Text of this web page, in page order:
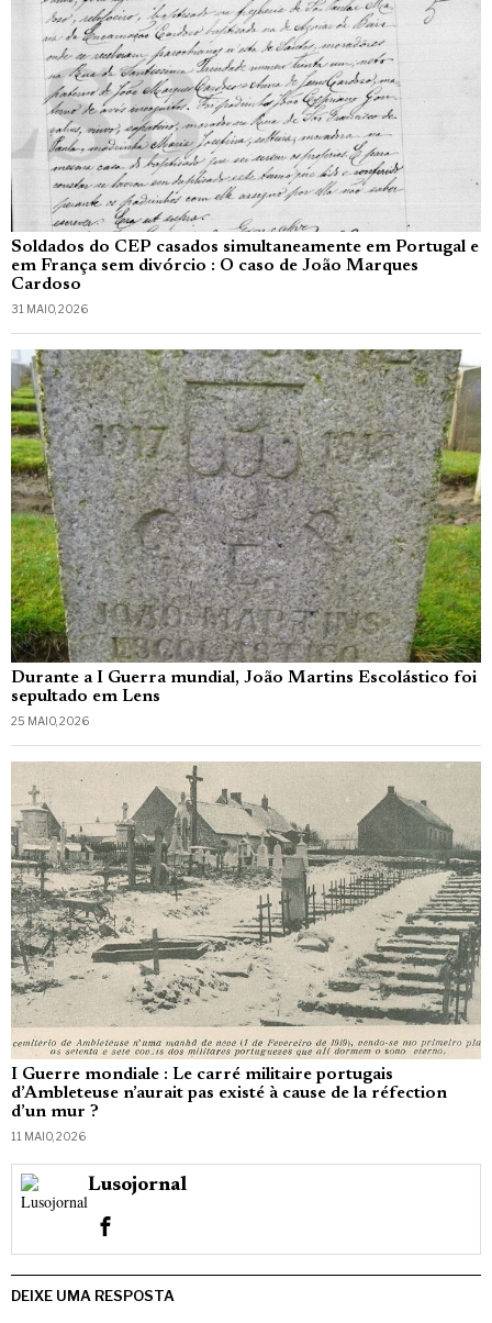
Soldados do CEP casados simultaneamente em Portugal e
em França sem divórcio : O caso de João Marques
Cardoso
31 MAIO, 2026
Durante a I Guerra mundial, João Martins Escolástico foi
sepultado em Lens
25 MAIO, 2026
I Guerre mondiale : Le carré militaire portugais
d’Ambleteuse n’aurait pas existé à cause de la réfection
d’un mur ?
11 MAIO, 2026
Lusojornal
DEIXE UMA RESPOSTA